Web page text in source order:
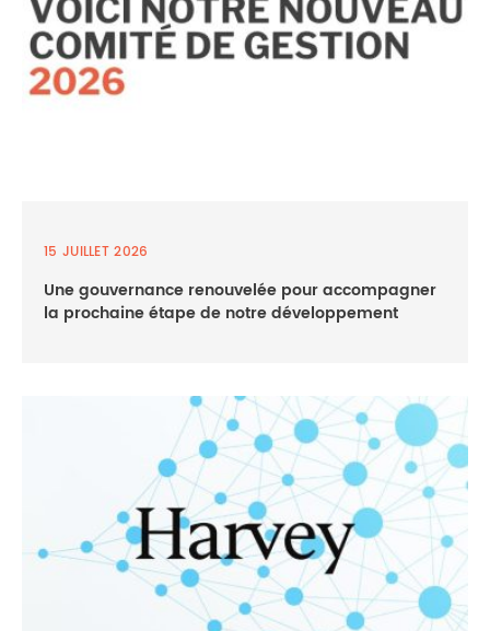
15 JUILLET 2026
Une gouvernance renouvelée pour accompagner
la prochaine étape de notre développement